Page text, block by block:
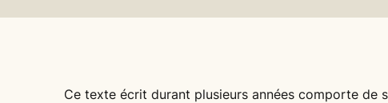
Ce texte écrit durant plusieurs années comporte de